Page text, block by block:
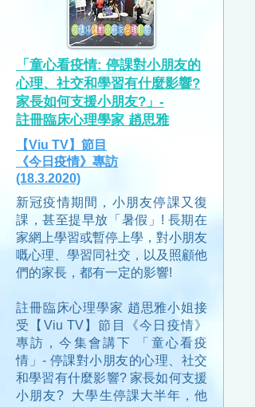
「童心看疫情: 停課對小朋友的
心理、社交和學習有什麼影響?
家長如何支援小朋友?」-
註冊臨床心理學家 趙思雅
【Viu TV】節目
《今日疫情》 專訪
(18.3.2020)
新冠疫情期間，小朋友停課又復
課，甚至提早放「暑假」! 長期在
家網上學習或暫停上學，對小朋友
嘅心理、學習同社交，以及照顧他
們的家長，都有一定的影響!
註冊臨床心理學家 趙思雅小姐接
受【Viu TV】節目《今日疫情》
專訪，今集會講下 「童心看疫
情」- 停課對小朋友的心理、社交
和學習有什麼影響? 家長如何支援
小朋友? 大學生停課大半年，他